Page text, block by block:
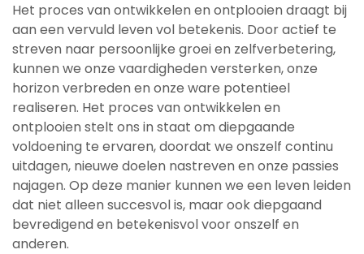
Het proces van ontwikkelen en ontplooien draagt bij
aan een vervuld leven vol betekenis. Door actief te
streven naar persoonlijke groei en zelfverbetering,
kunnen we onze vaardigheden versterken, onze
horizon verbreden en onze ware potentieel
realiseren. Het proces van ontwikkelen en
ontplooien stelt ons in staat om diepgaande
voldoening te ervaren, doordat we onszelf continu
uitdagen, nieuwe doelen nastreven en onze passies
najagen. Op deze manier kunnen we een leven leiden
dat niet alleen succesvol is, maar ook diepgaand
bevredigend en betekenisvol voor onszelf en
anderen.